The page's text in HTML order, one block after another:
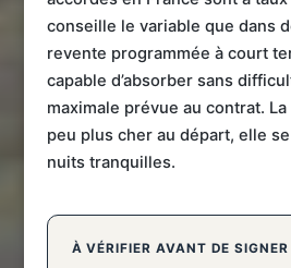
conseille le variable que dans
revente programmée à court
capable d’absorber sans
maximale prévue au contrat.
peu plus cher au départ, elle
nuits tranquilles.
À VÉRIFIER AVANT DE SIGNER